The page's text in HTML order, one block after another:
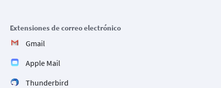
Extensiones de correo electrónico
Gmail
Apple Mail
Thunderbird